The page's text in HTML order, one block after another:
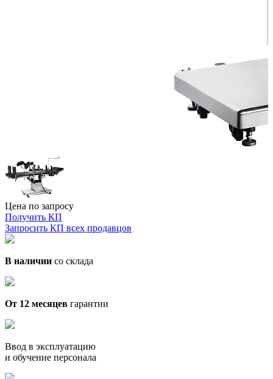
Цена по запросу
Получить КП
Запросить КП всех продавцов
В наличии со склада
От 12 месяцев гарантии
Ввод в эксплуатацию
и обучение персонала